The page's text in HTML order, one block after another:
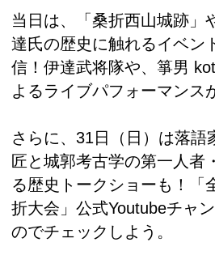
当日は、「桑折西山城跡」
達氏の歴史に触れるイベン
信！伊達武将隊や、箏男
よるライブパフォーマンス
さらに、31日（日）は落語
匠と城郭考古学の第一人者
る歴史トークショーも！「
折大会」公式Youtubeチャ
のでチェックしよう。